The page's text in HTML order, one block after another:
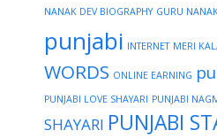
NANAK DEV BIOGRAPHY GURU
punjabi INTERNET MERI
WORDS ONLINE EARNING
PUNJABI LOVE SHAYARI PUNJABI
SHAYARI PUNJABI